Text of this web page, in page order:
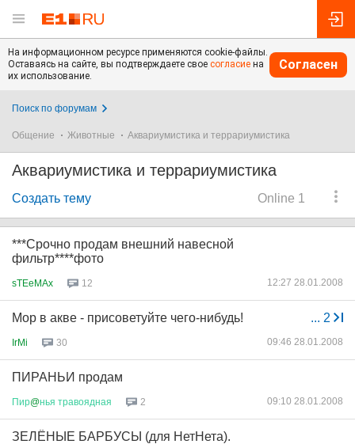
На информационном ресурсе применяются cookie-файлы.
Оставаясь на сайте, вы подтверждаете свое согласие на
их использование.
Согласен
Поиск по форумам
Общение Животные Аквариумистика и террариумистика
Аквариумистика и террариумистика
Online 1
Создать тему
***Срочно продам внешний навесной
фильтр****фото
sTEeMAx 12 12:27 28.01.2008
... 2
Мор в акве - присоветуйте чего-нибудь!
IrMi 30 09:46 28.01.2008
ПИРАНЬИ продам
Пир@нья травоядная 2 09:10 28.01.2008
ЗЕЛЁНЫЕ БАРБУСЫ (для НетНета).